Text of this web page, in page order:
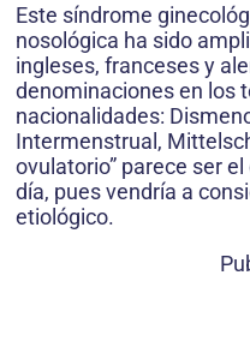
Este síndrome
nosológica ha sido
ingleses, franceses y
denominaciones en los
nacionalidades:
Intermenstrual,
ovulatorio” parece ser
día, pues vendría a
etiológico.